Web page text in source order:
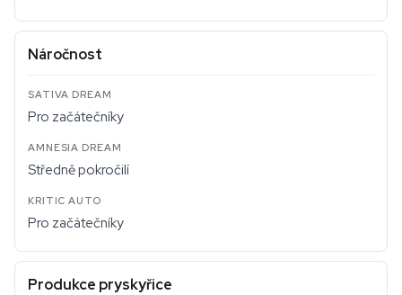
Náročnost
Pro začátečníky
Středně pokročilí
Pro začátečníky
Produkce pryskyřice